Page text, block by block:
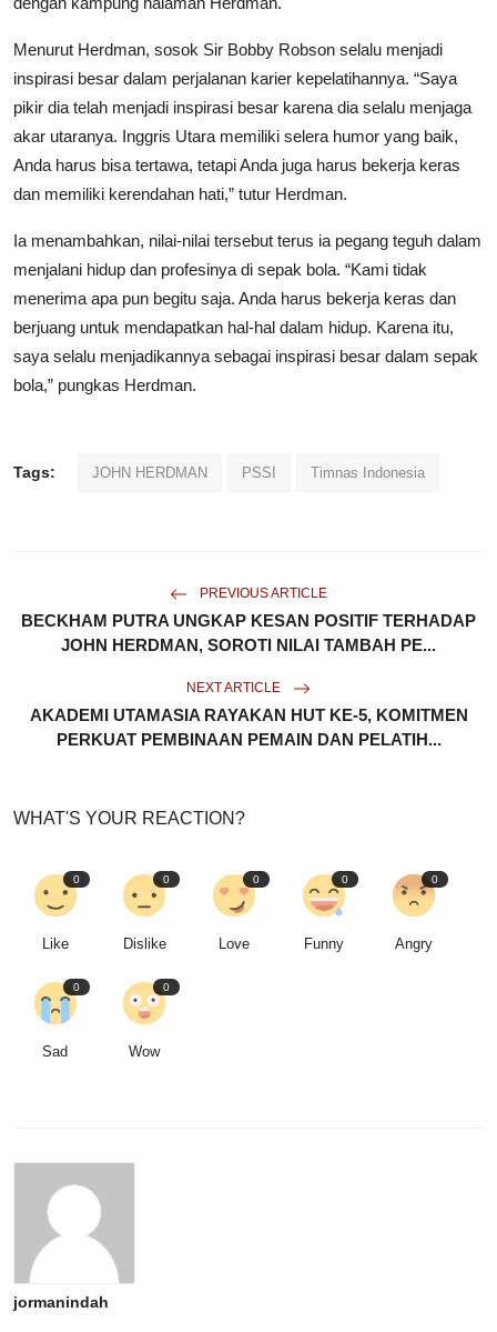
Menurut Herdman, sosok Sir Bobby Robson selalu menjadi
inspirasi besar dalam perjalanan karier kepelatihannya. “Saya
pikir dia telah menjadi inspirasi besar karena dia selalu menjaga
akar utaranya. Inggris Utara memiliki selera humor yang baik,
Anda harus bisa tertawa, tetapi Anda juga harus bekerja keras
dan memiliki kerendahan hati,” tutur Herdman.
Ia menambahkan, nilai-nilai tersebut terus ia pegang teguh dalam
menjalani hidup dan profesinya di sepak bola. “Kami tidak
menerima apa pun begitu saja. Anda harus bekerja keras dan
berjuang untuk mendapatkan hal-hal dalam hidup. Karena itu,
saya selalu menjadikannya sebagai inspirasi besar dalam sepak
bola,” pungkas Herdman.
Tags: JOHN HERDMAN PSSI Timnas Indonesia
PREVIOUS ARTICLE
BECKHAM PUTRA UNGKAP KESAN POSITIF TERHADAP
JOHN HERDMAN, SOROTI NILAI TAMBAH PE...
NEXT ARTICLE
AKADEMI UTAMASIA RAYAKAN HUT KE-5, KOMITMEN
PERKUAT PEMBINAAN PEMAIN DAN PELATIH...
WHAT'S YOUR REACTION?
0
Like
0
Dislike
0
Love
0
Funny
0
Angry
0
Sad
0
Wow
jormanindah